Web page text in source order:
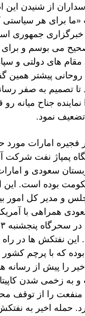
از شنیدن
«ما برای هر
جمهوری
صحیح می بوسم و
های دولتی و
پیشتر همین
تصمیم به صفر
جناح میانه
تضعیف نمود.
امارات مورد
پمپاژ نفت
سعودی و امارات
بوده است. این
سعودی همراهی با
این نفتکش ها در
که با پرچم
را پیش از رسانه
زخمی شدن
را از توقف
حمله اخیر به